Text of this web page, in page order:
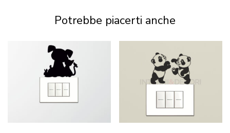
Potrebbe piacerti anche